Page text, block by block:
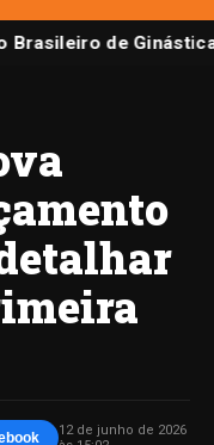
Brasileiro de Ginástica
12 de junho de 2026